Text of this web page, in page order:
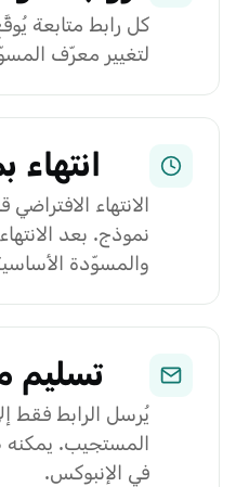
كل رابط متابعة
لتغيير معرّف
الانتهاء
نموذج. بعد
والمسوّدة
تسليم
يُرسل الرابط فقط
المستجيب. يمكنه
في الإنبوكس.